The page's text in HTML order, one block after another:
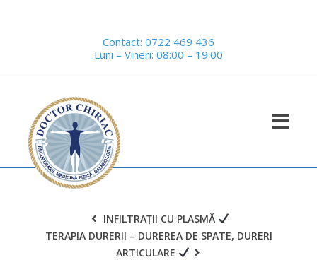
Contact: 0722 469 436
Luni – Vineri: 08:00 – 19:00
INFILTRAȚII CU PLASMĂ
TERAPIA DURERII – DUREREA DE SPATE, DURERI
ARTICULARE